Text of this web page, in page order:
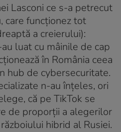
Lasconi ce s-a petrecut
care funcţionez tot
a creierului):
luat cu mâinile de cap
în România ceea
hub de cybersecuritate.
n-au înţeles, ori
că pe TikTok se
de proporţii a alegerilor
hibrid al Rusiei.